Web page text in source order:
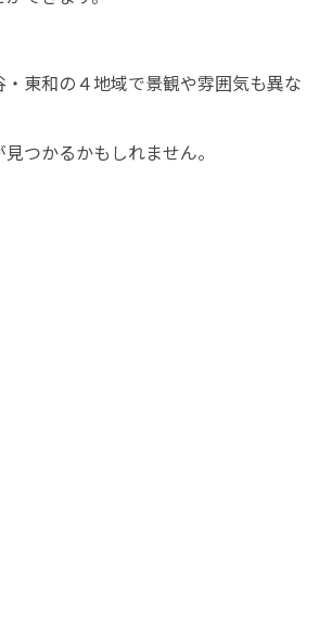
東和の４地域で景観や雰囲気も異な
つかるかもしれません。